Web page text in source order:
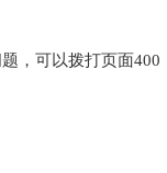
，可以拨打页面400